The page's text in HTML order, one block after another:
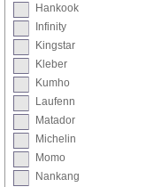
Hankook
Infinity
Kingstar
Kleber
Kumho
Laufenn
Matador
Michelin
Momo
Nankang